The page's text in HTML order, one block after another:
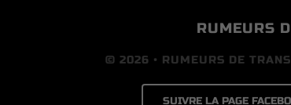
RUMEURS
© 2026 • RUMEURS DE
SUIVRE LA PAGE